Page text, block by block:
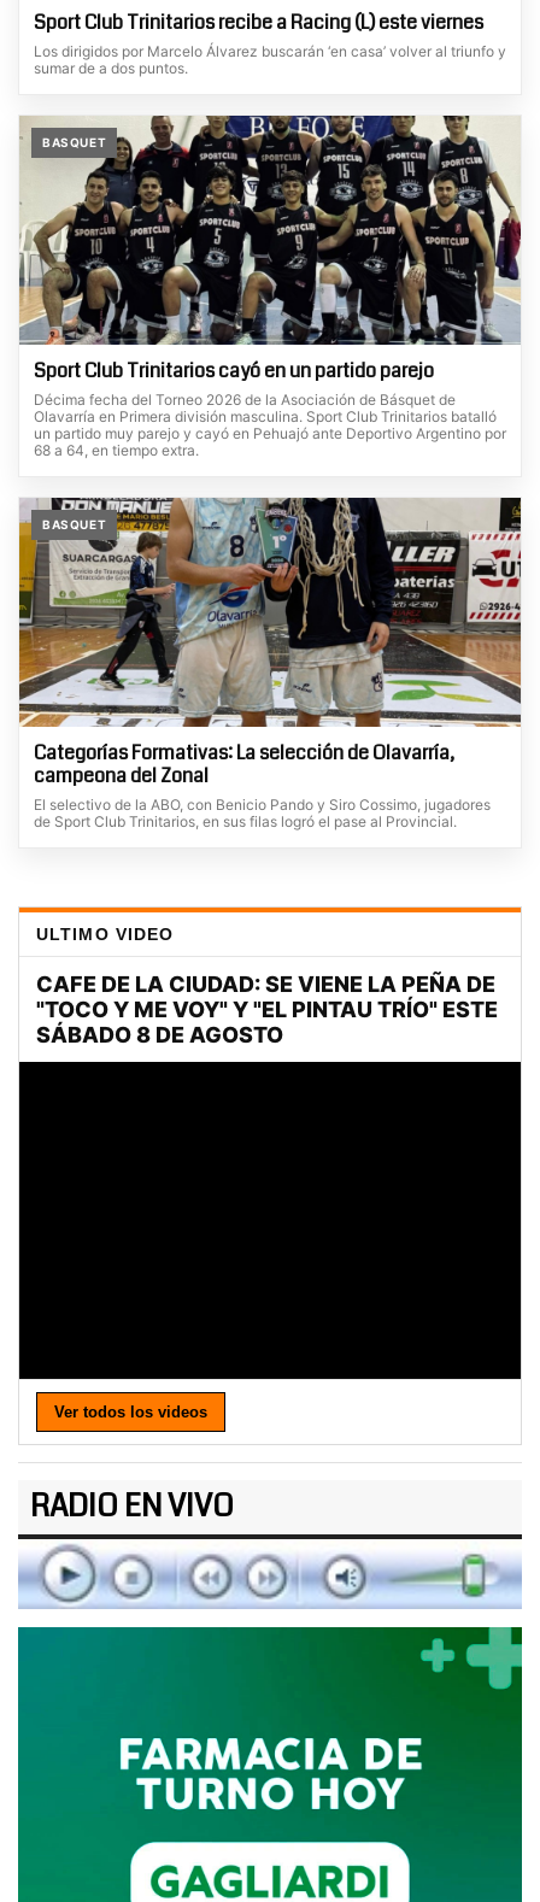
Sport Club Trinitarios recibe a Racing (L) este viernes
Los dirigidos por Marcelo Álvarez buscarán ‘en casa’ volver al triunfo y
sumar de a dos puntos.
BASQUET
Sport Club Trinitarios cayó en un partido parejo
Décima fecha del Torneo 2026 de la Asociación de Básquet de
Olavarría en Primera división masculina. Sport Club Trinitarios batalló
un partido muy parejo y cayó en Pehuajó ante Deportivo Argentino por
68 a 64, en tiempo extra.
BASQUET
Categorías Formativas: La selección de Olavarría,
campeona del Zonal
El selectivo de la ABO, con Benicio Pando y Siro Cossimo, jugadores
de Sport Club Trinitarios, en sus filas logró el pase al Provincial.
ULTIMO VIDEO
Ver todos los videos
RADIO EN VIVO